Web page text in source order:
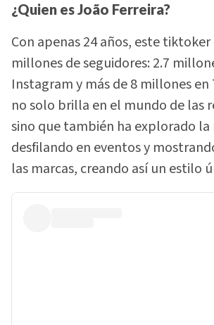
¿Quien es João Ferreira?
Con apenas 24 años, este
millones de seguidores: 2.7
Instagram y más de 8 millones en
no solo brilla en el mundo de las
sino que también ha explorado la
desfilando en eventos y
las marcas, creando así un estilo